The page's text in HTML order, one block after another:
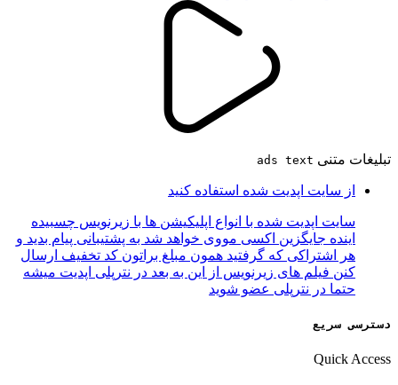
تبلیغات متنی ads text
از سایت اپدیت شده استفاده کنید
سایت اپدیت شده با انواع اپلیکیشن ها با زیرنویس چسبیده
اینده جایگزین اکسی مووی خواهد شد به پشتیبانی پیام بدید و
هر اشتراکی که گرفتید همون مبلغ براتون کد تخفیف ارسال
کنن فیلم های زیرنویس از این به بعد در نترپلی اپدیت میشه
حتما در نترپلی عضو شوید
دسترسی سریع
Quick Access